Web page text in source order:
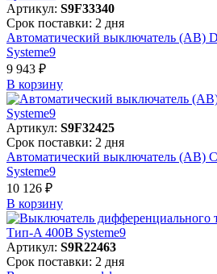
Артикул: S9F33340
Срок поставки: 2 дня
Автоматический выключатель (АВ)
Systeme9
9 943 ₽
В корзинy
Артикул: S9F32425
Срок поставки: 2 дня
Автоматический выключатель (АВ)
Systeme9
10 126 ₽
В корзинy
Артикул: S9R22463
Срок поставки: 2 дня